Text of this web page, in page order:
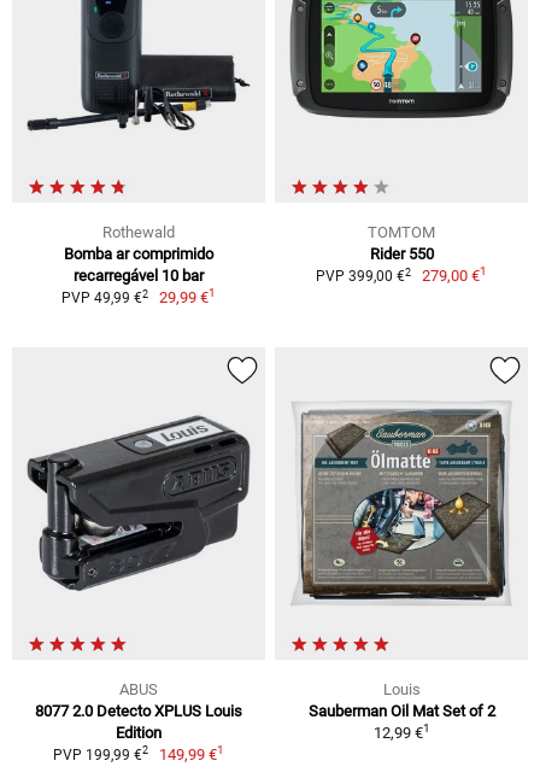
Rothewald
Bomba ar comprimido
recarregável 10 bar
PVP 49,99 €2 29,99 €1
TOMTOM
Rider 550
PVP 399,00 €2 279,00 €1
ABUS
8077 2.0 Detecto XPLUS Louis
Edition
PVP 199,99 €2 149,99 €1
Louis
Sauberman Oil Mat Set of 2
12,99 €1